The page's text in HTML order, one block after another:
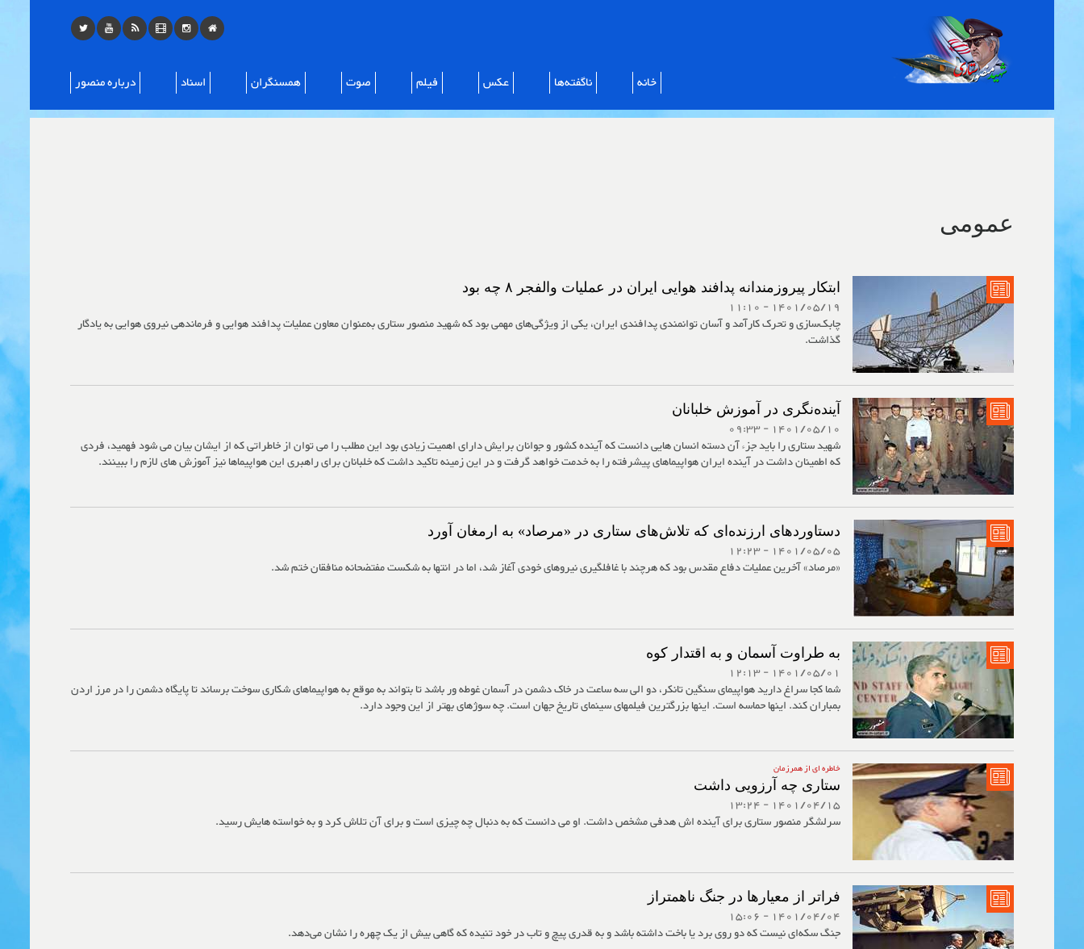
navigation
خانه ناگفته‌ها عکس فیلم صوت همسنگران اسناد درباره منصور
عمومی
ابتکار پیروزمندانه پدافند هوایی ایران در عملیات والفجر ۸ چه بود
1401/05/19 - 11:10
چابک‌سازی و تحرک کارآمد و آسان توانمندی پدافندی ایران، یکی از ویژگی‌های مهمی بود که شهید منصور ستاری به‌عنوان معاون عملیات پدافند هوایی و فرماندهی نیروی هوایی به یادگار
گذاشت.
آینده‌نگری در آموزش خلبانان
1401/05/10 - 09:33
شهید ستاری را باید جزء آن دسته انسان هایی دانست که آینده کشور و جوانان برایش دارای اهمیت زیادی بود این مطلب را می توان از خاطراتی که از ایشان بیان می شود فهمید، فردی
که اطمینان داشت در آینده ایران هواپیماهای پیشرفته را به خدمت خواهد گرفت و در این زمینه تاکید داشت که خلبانان برای راهبری این هواپیماها نیز آموزش های لازم را ببینند.
دستاوردهای ارزنده‌ای که تلاش‌های ستاری در «مرصاد» به ارمغان آورد
1401/05/05 - 12:23
«مرصاد» آخرین عملیات دفاع مقدس بود که هرچند با غافلگیری نیروهای خودی آغاز شد، اما در انتها به شکست مفتضحانه منافقان ختم شد.
به طراوت آسمان و به اقتدار کوه
1401/05/01 - 12:13
شما کجا سراغ دارید هواپیمای سنگین تانکر، دو الی سه ساعت در خاک دشمن در آسمان غوطه ور باشد تا بتواند به موقع به هواپیماهای شکاری سوخت برساند تا پایگاه دشمن را در مرز اردن
بمباران کند. اینها حماسه است. اینها بزرگترین فیلمهای سینمای تاریخ جهان است. چه سوژهای بهتر از این وجود دارد.
خاطره ای از همرزمان
ستاری چه آرزویی داشت
1401/04/15 - 13:24
سرلشگر منصور ستاری برای آینده اش هدفی مشخص داشت. او می دانست که به دنبال چه چیزی است و برای آن تلاش کرد و به خواسته هایش رسید.
فراتر از معیارها در جنگ ناهمتراز
1401/04/04 - 15:06
جنگ سکه‌ای نیست که دو روی برد یا باخت داشته باشد و به قدری پیچ و تاب در خود تنیده‌ که گاهی بیش از یک چهره را نشان می‌دهد.